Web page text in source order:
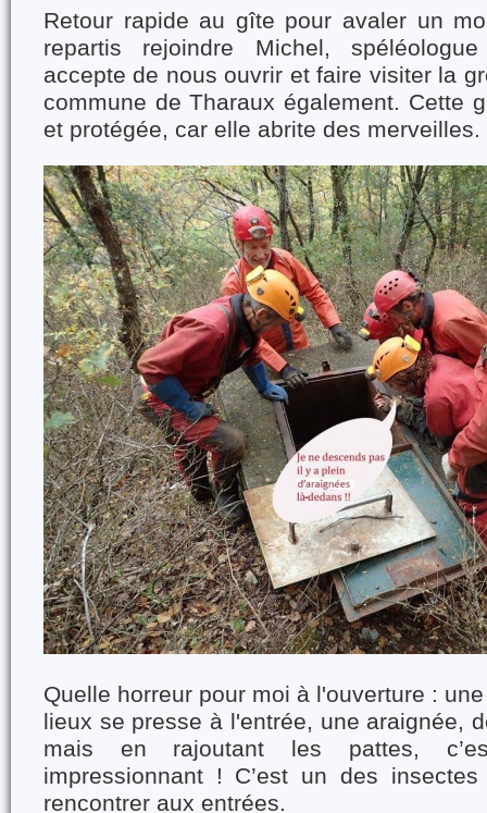
Retour rapide au gîte pour avaler un
repartis rejoindre Michel,
accepte de nous ouvrir et faire visiter la
commune de Tharaux également. Cette
et protégée, car elle abrite des merveilles.
Quelle horreur pour moi à l'ouverture :
lieux se presse à l'entrée, une araignée,
mais en rajoutant les pattes,
impressionnant ! C’est un des
rencontrer aux entrées.